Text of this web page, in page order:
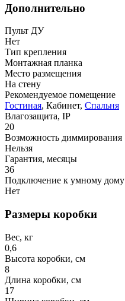
Дополнительно
Пульт ДУ
Нет
Тип крепления
Монтажная планка
Место размещения
На стену
Рекомендуемое помещение
Гостиная, Кабинет, Спальня
Влагозащита, IP
20
Возможность диммирования
Нельзя
Гарантия, месяцы
36
Подключение к умному дому
Нет
Размеры коробки
Вес, кг
0,6
Высота коробки, см
8
Длина коробки, см
17